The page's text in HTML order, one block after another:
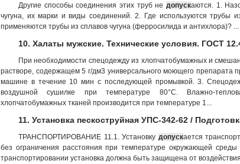
Другие способы соединения этих труб не допускаются. 1.
чугуна, их марки и виды соединений. 2. Где используются трубы
применяются трубы из сплавов чугуна (ферросилида и антихлора)? ...
10. Халаты мужские. Технические условия. ГОСТ
При необходимости спецодежду из хлопчатобумажных и
растворе, содержащем 5 г/дм3 универсального моющего препарата
машине в течение 10 мин с последующей промывкой. 3.
воздушной сушилке при температуре 80°С. Влажно-
хлопчатобумажных тканей производится при температуре 1...
11. Установка пескоструйная УПС-342-62 /
ТРАНСПОРТИРОВАНИЕ 11.1. Установку допускается
без ограничения расстояния при температуре окружающей
транспортировании установка должна быть защищена от